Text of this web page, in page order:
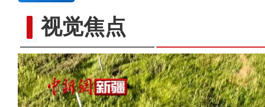
视觉焦点新疆青河：蒙新河狸深夜“